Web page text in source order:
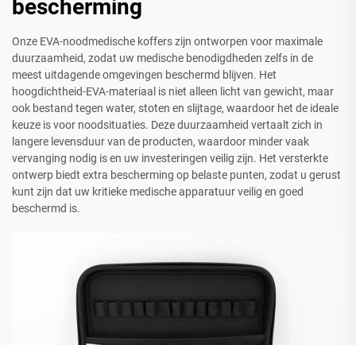
bescherming
Onze EVA-noodmedische koffers zijn ontworpen voor maximale
duurzaamheid, zodat uw medische benodigdheden zelfs in de
meest uitdagende omgevingen beschermd blijven. Het
hoogdichtheid-EVA-materiaal is niet alleen licht van gewicht, maar
ook bestand tegen water, stoten en slijtage, waardoor het de ideale
keuze is voor noodsituaties. Deze duurzaamheid vertaalt zich in
langere levensduur van de producten, waardoor minder vaak
vervanging nodig is en uw investeringen veilig zijn. Het versterkte
ontwerp biedt extra bescherming op belaste punten, zodat u gerust
kunt zijn dat uw kritieke medische apparatuur veilig en goed
beschermd is.